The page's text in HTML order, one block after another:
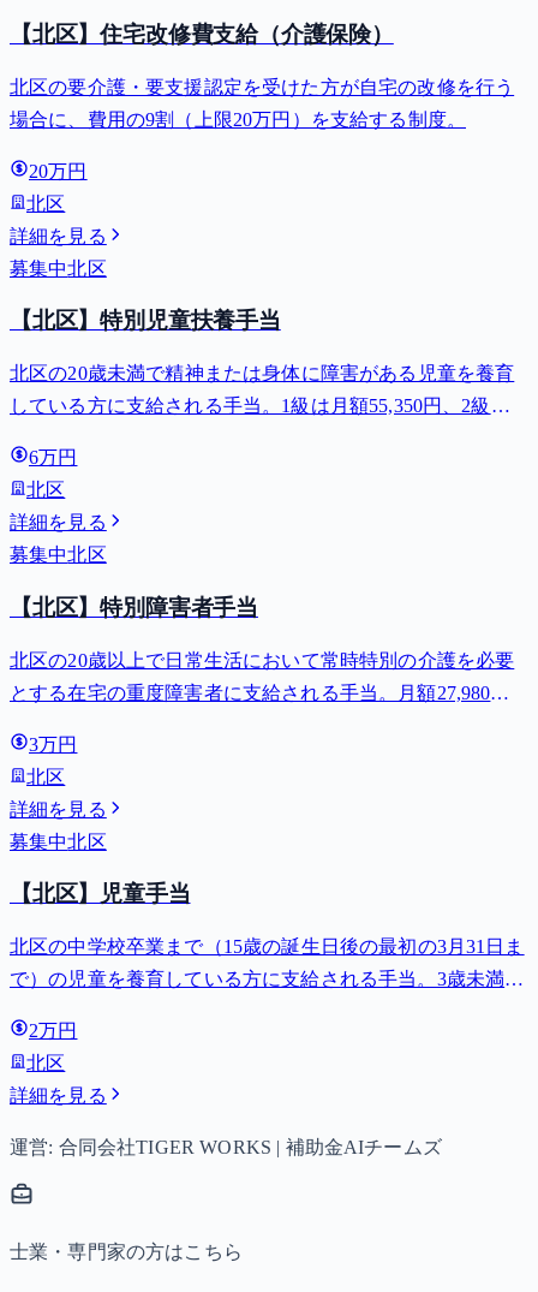
【北区】住宅改修費支給（介護保険）
北区の要介護・要支援認定を受けた方が自宅の改修を行う
場合に、費用の9割（上限20万円）を支給する制度。
20万円
北区
詳細を見る
募集中北区
【北区】特別児童扶養手当
北区の20歳未満で精神または身体に障害がある児童を養育
している方に支給される手当。1級は月額55,350円、2級は
6万円
北区
詳細を見る
募集中北区
【北区】特別障害者手当
北区の20歳以上で日常生活において常時特別の介護を必要
とする在宅の重度障害者に支給される手当。月額27,980
3万円
北区
詳細を見る
募集中北区
【北区】児童手当
北区の中学校卒業まで（15歳の誕生日後の最初の3月31日ま
で）の児童を養育している方に支給される手当。3歳未満は
以降は15,000円）、中学生は月額10,000円。
2万円
北区
詳細を見る
運営: 合同会社TIGER WORKS | 補助金AIチームズ
士業・専門家の方はこちら